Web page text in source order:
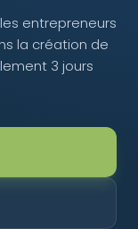
entrepreneurs
la création de
3 jours